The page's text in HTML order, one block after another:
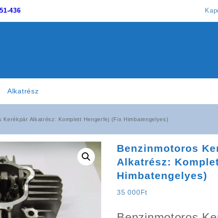
436
Alkatrész
Kerékpár Alkatrész: Komplett Hengerfej (Fix Himbatengelyes)
Benzinmotoros
Alkatrész:
Himbatengelyes)
35 000Ft